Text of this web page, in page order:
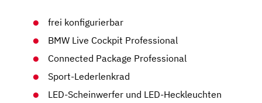
frei konfigurierbar
BMW Live Cockpit Professional
Connected Package Professional
Sport-Lederlenkrad
LED-Scheinwerfer und LED-Heckleuchten